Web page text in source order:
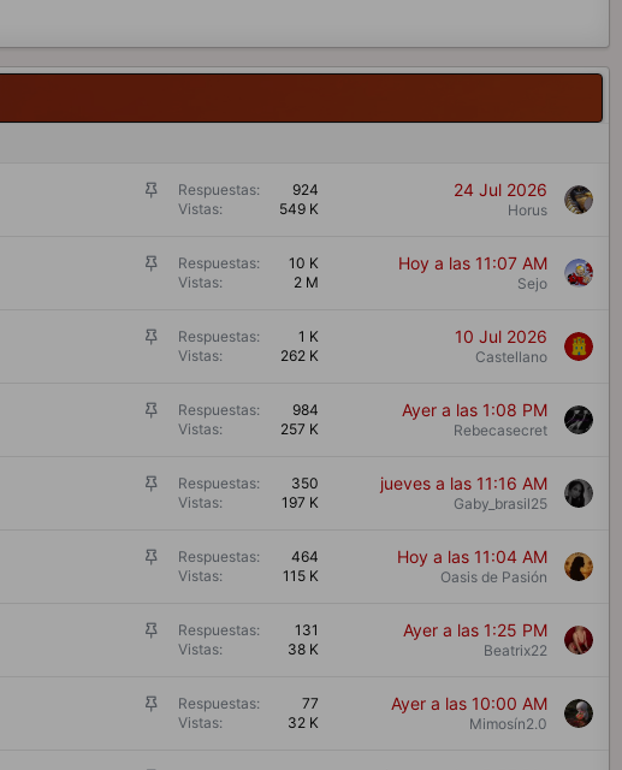
F
a
Respuestas
924
Vistas
549 K
24 Jul 2026
Horus
F
a
Respuestas
10 K
Vistas
2 M
Hoy a las 11:07 AM
Sejo
F
a
Respuestas
1 K
Vistas
262 K
10 Jul 2026
Castellano
F
a
Respuestas
984
Vistas
257 K
Ayer a las 1:08 PM
Rebecasecret
F
a
Respuestas
350
Vistas
197 K
jueves a las 11:16 AM
Gaby_brasil25
F
a
Respuestas
464
Vistas
115 K
Hoy a las 11:04 AM
Oasis de Pasión
F
a
Respuestas
131
Vistas
38 K
Ayer a las 1:25 PM
Beatrix22
F
Respuestas
77
Vistas
32 K
Ayer a las 10:00 AM
Mimosín2.0